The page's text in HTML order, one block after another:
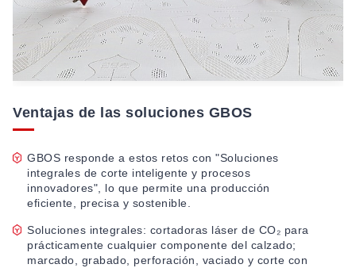
Ventajas de las soluciones GBOS
GBOS responde a estos retos con "Soluciones
integrales de corte inteligente y procesos
innovadores", lo que permite una producción
eficiente, precisa y sostenible.
Soluciones integrales: cortadoras láser de CO₂ para
prácticamente cualquier componente del calzado;
marcado, grabado, perforación, vaciado y corte con